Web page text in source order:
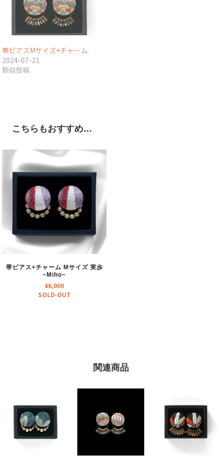
帯ピアスMサイズ+チャーム
2024-07-21
類似投稿
こちらもおすすめ…
帯ピアス+チャーム Mサイズ 実歩
~Miho~
¥6,000
SOLD-OUT
関連商品